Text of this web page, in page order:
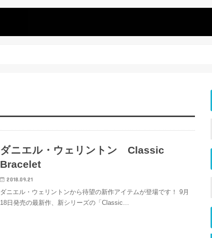
ダニエル・ウェリントン Classic
Bracelet
2018.09.21
ダニエル・ウェリントンから待望の新作アイテムが登場です！ 9月
18日発売の最新作、新シリーズの「Classic…